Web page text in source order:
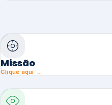
Missão
Clique aqui →